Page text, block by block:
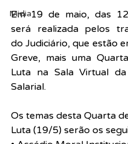
Midia
Em 19 de maio, das
será realizada pelos
do Judiciário, que estão
Greve, mais uma
Luta na Sala Virtual da
Salarial.
Os temas desta Quarta
Luta (19/5) serão os